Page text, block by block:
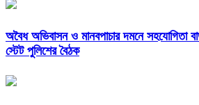
অবৈধ অভিবাসন ও মানবপাচার দমনে সহযোগিতা
স্টেট পুলিশের বৈঠক